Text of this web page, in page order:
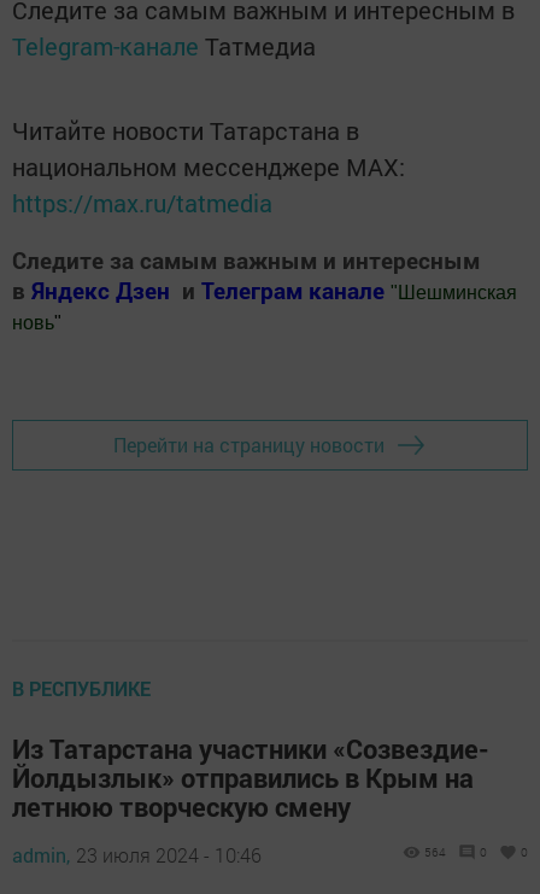
Следите за самым важным и интересным в
Telegram-канале Татмедиа
Читайте новости Татарстана в
национальном мессенджере MАХ:
https://max.ru/tatmedia
Следите за самым важным и интересным
в Яндекс Дзен и Телеграм канале " Шешминская
новь"
Перейти на страницу новости
В РЕСПУБЛИКЕ
Из Татарстана участники «Созвездие-
Йолдызлык» отправились в Крым на
летнюю творческую смену
admin, 23 июля 2024 - 10:46 564 0 0